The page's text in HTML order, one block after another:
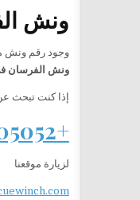
ونش
وجود رقم ونش
ونش الفرسان
إذا كنت تبحث
+201282505052
لزيارة موقعنا